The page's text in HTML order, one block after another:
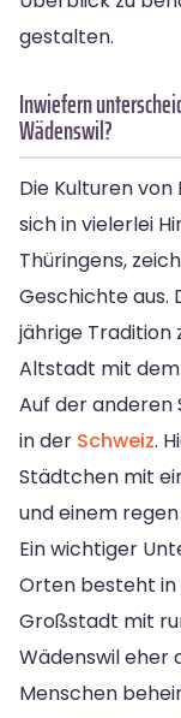
gestalten.
Inwiefern
Wädenswil?
Die Kulturen
sich in vielerlei
Thüringens,
Geschichte aus.
jährige Tradition
Altstadt mit
Auf der anderen
in der Schweiz.
Städtchen mit
und einem
Ein wichtiger
Orten besteht in
Großstadt mit
Wädenswil eher
Menschen